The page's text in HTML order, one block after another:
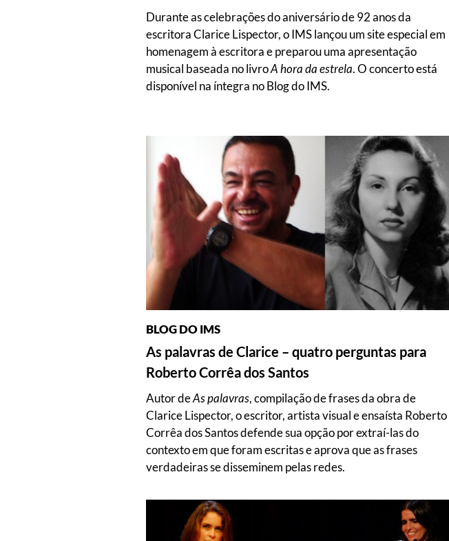
Durante as celebrações do aniversário de 92 anos da
escritora Clarice Lispector, o IMS lançou um site especial em
homenagem à escritora e preparou uma apresentação
musical baseada no livroA hora da estrela. O concerto está
disponível na íntegra no Blog do IMS.
BLOG DO IMS
As palavras de Clarice – quatro perguntas para
Roberto Corrêa dos Santos
Autor deAs palavras, compilação de frases da obra de
Clarice Lispector, o escritor, artista visual e ensaísta Roberto
Corrêa dos Santos defende sua opção por extraí-las do
contexto em que foram escritas e aprova que as frases
verdadeiras se disseminem pelas redes.